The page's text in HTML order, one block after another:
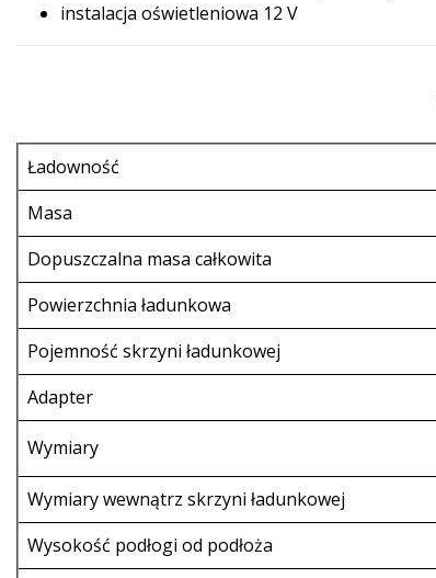
instalacja oświetleniowa 12 V
Ładowność
Masa
Dopuszczalna masa całkowita
Powierzchnia ładunkowa
Pojemność skrzyni ładunkowej
Adapter
Wymiary
Wymiary wewnątrz skrzyni ładunkowej
Wysokość podłogi od podłoża